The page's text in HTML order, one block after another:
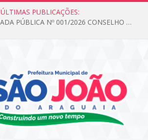
ÚLTIMAS PUBLICAÇÕES:
EDITAL DE CHAMADA PÚBLICA Nº 001/2026 CONSELHO DOS DIREITOS DA CRIANÇA E DO ADOLESCENTE